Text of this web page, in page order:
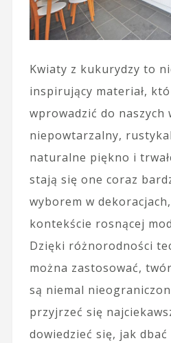
Kwiaty z kukurydzy to
inspirujący materiał,
wprowadzić do naszych
niepowtarzalny,
naturalne piękno i
stają się one coraz
wyborem w dekoracjach,
kontekście rosnącej
Dzięki różnorodności
można zastosować,
są niemal
przyjrzeć się
dowiedzieć się, jak